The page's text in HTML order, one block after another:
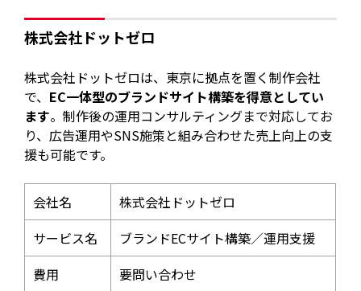
株式会社ドットゼロ
株式会社ドットゼロは、東京に拠点を置く制作会社
で、 EC一体型のブランドサイト構築を得意としてい
ます。制作後の運用コンサルティングまで対応してお
り、広告運用やSNS施策と組み合わせた売上向上の支
援も可能です。
会社名
株式会社ドットゼロ
サービス名
ブランドECサイト構築／運用支援
費用
要問い合わせ